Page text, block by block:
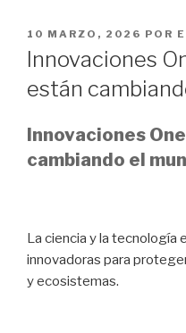
PUBLICADO
EL
10 MARZO, 2026 POR
Innovaciones
están
Innovaciones
cambiando el
La ciencia y la tecnología
innovadoras para
y ecosistemas.